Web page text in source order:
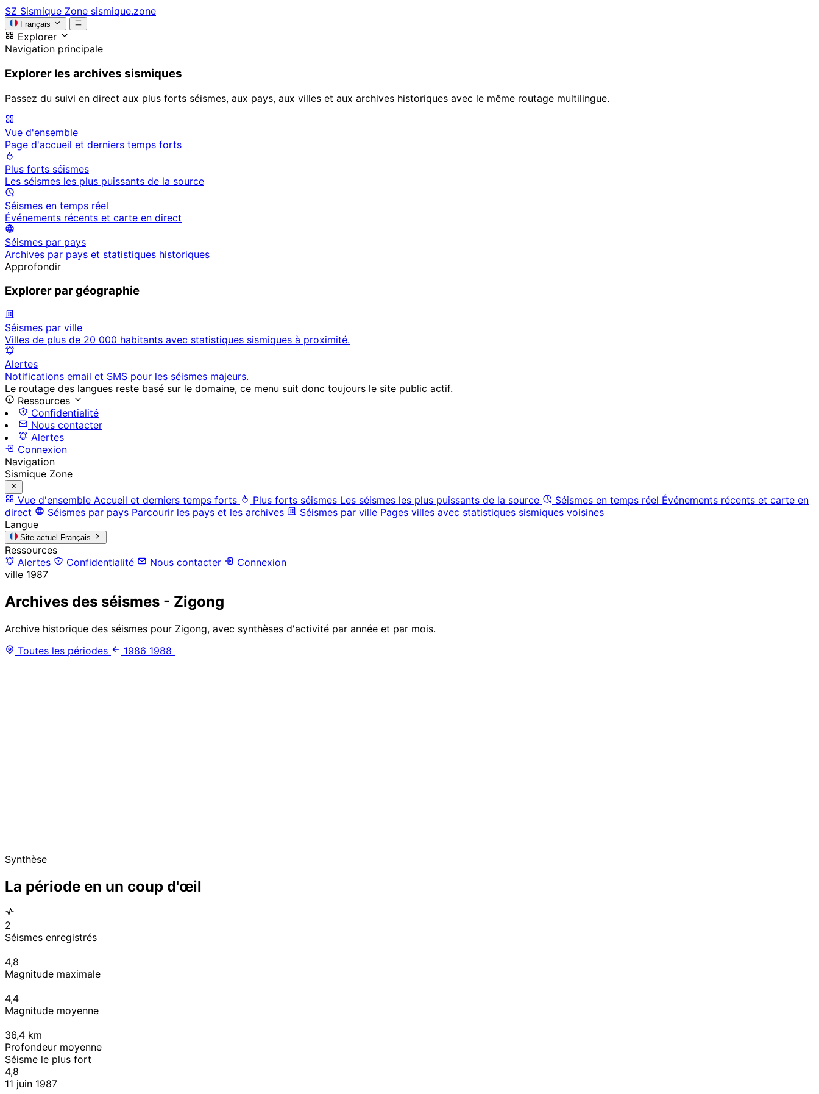
SZ Sismique Zone sismique.zone
Français
Explorer
Navigation principale
Explorer les archives sismiques
Passez du suivi en direct aux plus forts séismes, aux pays, aux villes et aux archives historiques avec le même routage multilingue.
Vue d'ensemble
Page d'accueil et derniers temps forts
Plus forts séismes
Les séismes les plus puissants de la source
Séismes en temps réel
Événements récents et carte en direct
Séismes par pays
Archives par pays et statistiques historiques
Approfondir
Explorer par géographie
Séismes par ville
Villes de plus de 20 000 habitants avec statistiques sismiques à proximité.
Alertes
Notifications email et SMS pour les séismes majeurs.
Le routage des langues reste basé sur le domaine, ce menu suit donc toujours le site public actif.
Ressources
Confidentialité
Nous contacter
Alertes
Connexion
Navigation
Sismique Zone
Vue d'ensemble Accueil et derniers temps forts Plus forts séismes Les séismes les plus puissants de la source Séismes en temps réel Événements récents et carte en
direct
Séismes par pays Parcourir les pays et les archives Séismes par ville Pages villes avec statistiques sismiques voisines
Langue
Site actuel Français
Ressources
Alertes
Confidentialité Nous contacter
Connexion
ville 1987
Archives des séismes - Zigong
Archive historique des séismes pour Zigong, avec synthèses d'activité par année et par mois.
Toutes les périodes
1986 1988
Synthèse
La période en un coup d'œil
2
Séismes enregistrés
4,8
Magnitude maximale
4,4
Magnitude moyenne
36,4 km
Profondeur moyenne
Séisme le plus fort
4,8
11 juin 1987